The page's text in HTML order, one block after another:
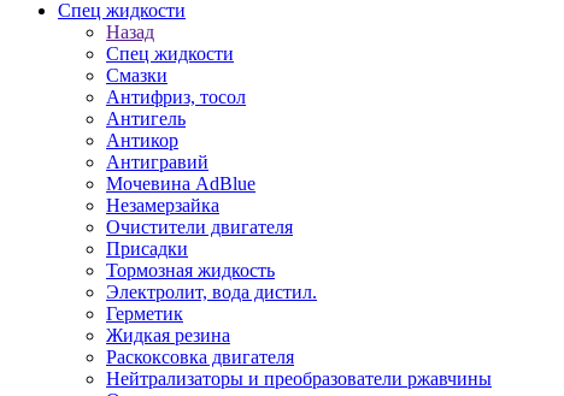
Спец жидкости
Назад
Спец жидкости
Смазки
Антифриз, тосол
Антигель
Антикор
Антигравий
Мочевина AdBlue
Незамерзайка
Очистители двигателя
Присадки
Тормозная жидкость
Электролит, вода дистил.
Герметик
Жидкая резина
Раскоксовка двигателя
Нейтрализаторы и преобразователи ржавчины